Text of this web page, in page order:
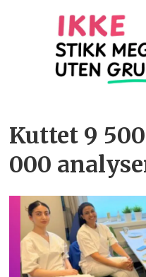
Kuttet 9
000